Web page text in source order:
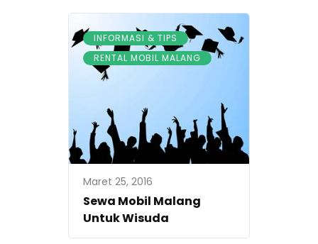
INFORMASI & TIPS ,
RENTAL MOBIL MALANG
Maret 25, 2016
Sewa Mobil Malang
Untuk Wisuda